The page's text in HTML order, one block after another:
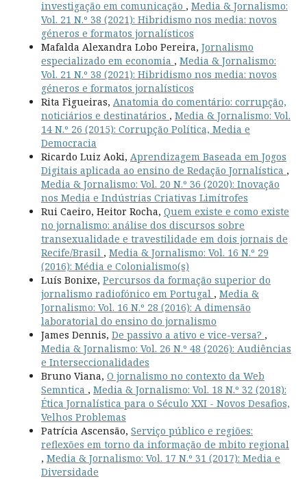
investigação em comunicação , Media & Jornalismo:
Vol. 21 N.º 38 (2021): Hibridismo nos media: novos
géneros e formatos jornalísticos
Mafalda Alexandra Lobo Pereira, Jornalismo
especializado em economia , Media & Jornalismo:
Vol. 21 N.º 38 (2021): Hibridismo nos media: novos
géneros e formatos jornalísticos
Rita Figueiras, Anatomia do comentário: corrupção,
noticiários e destinatários , Media & Jornalismo: Vol.
14 N.º 26 (2015): Corrupção Política, Media e
Democracia
Ricardo Luiz Aoki, Aprendizagem Baseada em Jogos
Digitais aplicada ao ensino de Redação Jornalística ,
Media & Jornalismo: Vol. 20 N.º 36 (2020): Inovação
nos Media e Indústrias Criativas Limítrofes
Rui Caeiro, Heitor Rocha, Quem existe e como existe
no jornalismo: análise dos discursos sobre
transexualidade e travestilidade em dois jornais de
Recife/Brasil , Media & Jornalismo: Vol. 16 N.º 29
(2016): Média e Colonialismo(s)
Luís Bonixe, Percursos da formação superior do
jornalismo radiofónico em Portugal , Media &
Jornalismo: Vol. 16 N.º 28 (2016): A dimensão
laboratorial do ensino do jornalismo
James Dennis, De passivo a ativo e vice-versa? ,
Media & Jornalismo: Vol. 26 N.º 48 (2026): Audiências
e Interseccionalidades
Bruno Viana, O jornalismo no contexto da Web
Semntica , Media & Jornalismo: Vol. 18 N.º 32 (2018):
Ética Jornalística para o Século XXI - Novos Desafios,
Velhos Problemas
Patrícia Ascensão, Serviço público e regiões:
reflexões em torno da informação de mbito regional
, Media & Jornalismo: Vol. 17 N.º 31 (2017): Media e
Diversidade